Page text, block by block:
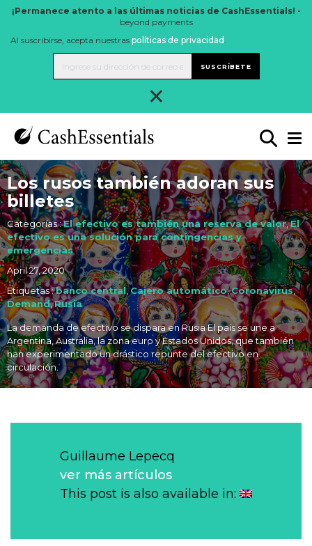
¡Permanece atento a las últimas noticias de CashEssentials! -
beyond payments
Al suscribirse, acepta nuestras políticas de privacidad .
SUSCRÍBETE
×
Los rusos también adoran sus
billetes
Categorías :El efectivo es también una reserva de valor,El
efectivo es una solución para contingencias y
emergencias
April 27, 2020
Etiquetas :banco central,Cajero automático,Coronavirus,
Demand,Rusia
La demanda de efectivo se dispara en Rusia El país se une a
Argentina, Australia, la zona euro y Estados Unidos, que también
han experimentado un drástico repunte del efectivo en
circulación.
Guillaume Lepecq
ver más artículos
This post is also available in: